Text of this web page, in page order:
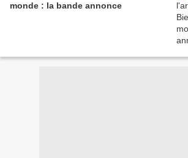
monde : la bande annonce